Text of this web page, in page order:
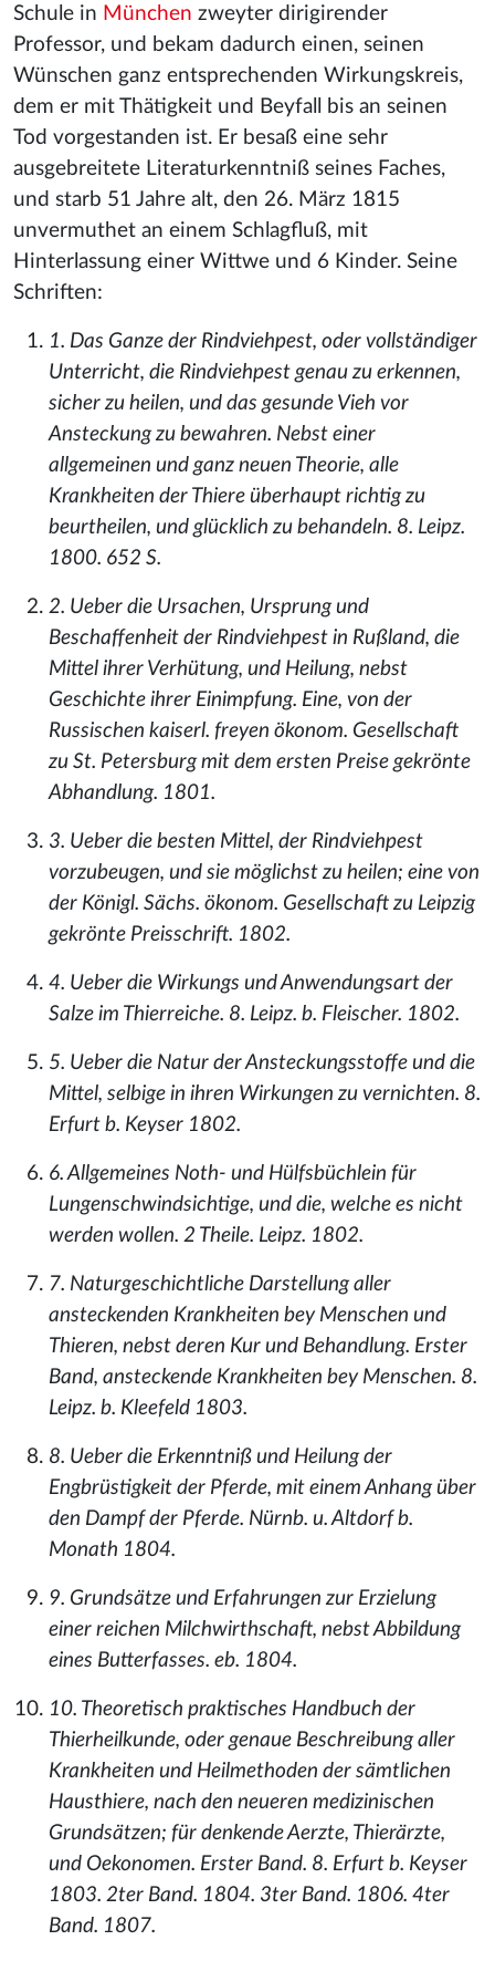
Schule in München zweyter dirigirender
Professor, und bekam dadurch einen, seinen
Wünschen ganz entsprechenden Wirkungskreis,
dem er mit Thätigkeit und Beyfall bis an seinen
Tod vorgestanden ist. Er besaß eine sehr
ausgebreitete Literaturkenntniß seines Faches,
und starb 51 Jahre alt, den 26. März 1815
unvermuthet an einem Schlagfluß, mit
Hinterlassung einer Wittwe und 6 Kinder. Seine
Schriften:
1. Das Ganze der Rindviehpest, oder vollständiger
Unterricht, die Rindviehpest genau zu erkennen,
sicher zu heilen, und das gesunde Vieh vor
Ansteckung zu bewahren. Nebst einer
allgemeinen und ganz neuen Theorie, alle
Krankheiten der Thiere überhaupt richtig zu
beurtheilen, und glücklich zu behandeln. 8. Leipz.
1800. 652 S.
2. Ueber die Ursachen, Ursprung und
Beschaffenheit der Rindviehpest in Rußland, die
Mittel ihrer Verhütung, und Heilung, nebst
Geschichte ihrer Einimpfung. Eine, von der
Russischen kaiserl. freyen ökonom. Gesellschaft
zu St. Petersburg mit dem ersten Preise gekrönte
Abhandlung. 1801.
3. Ueber die besten Mittel, der Rindviehpest
vorzubeugen, und sie möglichst zu heilen; eine von
der Königl. Sächs. ökonom. Gesellschaft zu Leipzig
gekrönte Preisschrift. 1802.
4. Ueber die Wirkungs und Anwendungsart der
Salze im Thierreiche. 8. Leipz. b. Fleischer. 1802.
5. Ueber die Natur der Ansteckungsstoffe und die
Mittel, selbige in ihren Wirkungen zu vernichten. 8.
Erfurt b. Keyser 1802.
6. Allgemeines Noth- und Hülfsbüchlein für
Lungenschwindsichtige, und die, welche es nicht
werden wollen. 2 Theile. Leipz. 1802.
7. Naturgeschichtliche Darstellung aller
ansteckenden Krankheiten bey Menschen und
Thieren, nebst deren Kur und Behandlung. Erster
Band, ansteckende Krankheiten bey Menschen. 8.
Leipz. b. Kleefeld 1803.
8. Ueber die Erkenntniß und Heilung der
Engbrüstigkeit der Pferde, mit einem Anhang über
den Dampf der Pferde. Nürnb. u. Altdorf b.
Monath 1804.
9. Grundsätze und Erfahrungen zur Erzielung
einer reichen Milchwirthschaft, nebst Abbildung
eines Butterfasses. eb. 1804.
10. Theoretisch praktisches Handbuch der
Thierheilkunde, oder genaue Beschreibung aller
Krankheiten und Heilmethoden der sämtlichen
Hausthiere, nach den neueren medizinischen
Grundsätzen; für denkende Aerzte, Thierärzte,
und Oekonomen. Erster Band. 8. Erfurt b. Keyser
1803. 2ter Band. 1804. 3ter Band. 1806. 4ter
Band. 1807.